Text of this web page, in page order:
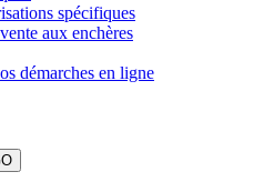
spécifiques
aux enchères
démarches en ligne